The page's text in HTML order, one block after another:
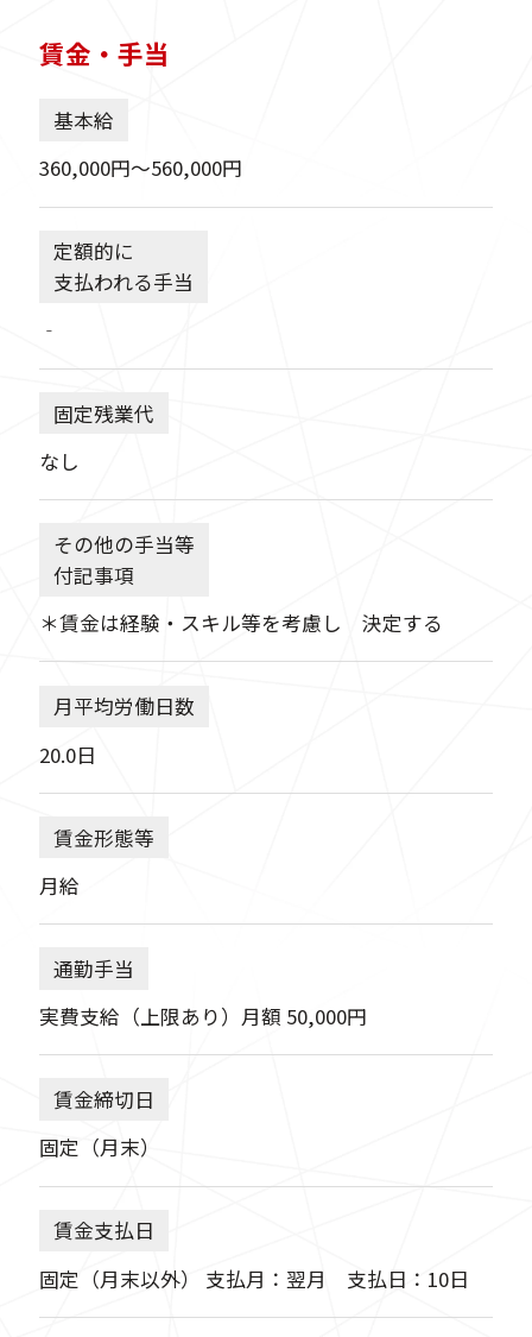
賃金・手当
基本給
360,000円〜560,000円
定額的に
支払われる手当
‐
固定残業代
なし
その他の手当等
付記事項
＊賃金は経験・スキル等を考慮し 決定する
月平均労働日数
20.0日
賃金形態等
月給
通勤手当
実費支給（上限あり）月額 50,000円
賃金締切日
固定（月末）
賃金支払日
固定（月末以外） 支払月：翌月 支払日：10日